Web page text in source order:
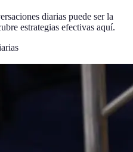
diarias puede ser la
estrategias efectivas aquí.